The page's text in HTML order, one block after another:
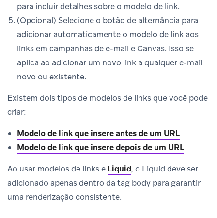
para incluir detalhes sobre o modelo de link.
(Opcional) Selecione o botão de alternância para
adicionar automaticamente o modelo de link aos
links em campanhas de e-mail e Canvas. Isso se
aplica ao adicionar um novo link a qualquer e-mail
novo ou existente.
Existem dois tipos de modelos de links que você pode
criar:
Modelo de link que insere antes de um URL
Modelo de link que insere depois de um URL
Ao usar modelos de links e Liquid, o Liquid deve ser
adicionado apenas dentro da tag body para garantir
uma renderização consistente.